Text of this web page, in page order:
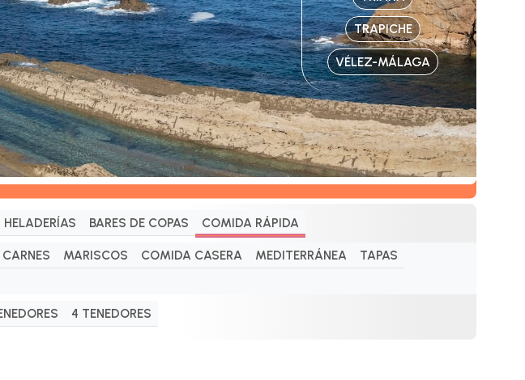
TRAPICHE
VÉLEZ-MÁLAGA
HELADERÍAS BARES DE COPAS COMIDA RÁPIDA
CARNES MARISCOS COMIDA CASERA MEDITERRÁNEA
TAPAS
4 TENEDORES